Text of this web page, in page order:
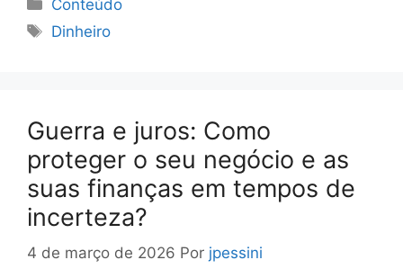
Conteúdo
Tags
Dinheiro
Guerra e juros: Como
proteger o seu negócio e as
suas finanças em tempos de
incerteza?
4 de março de 2026 Por jpessini